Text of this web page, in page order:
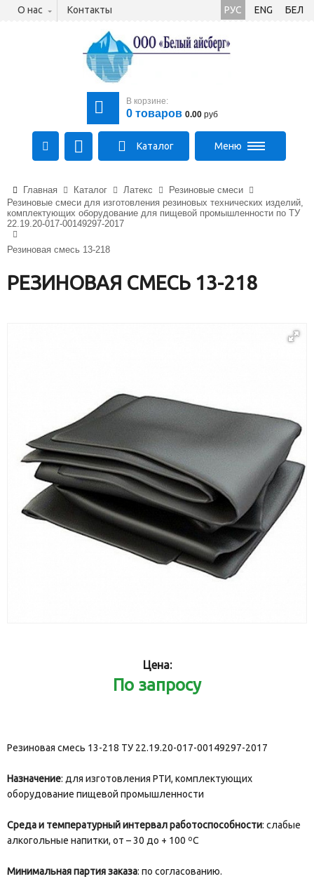
О нас Контакты РУС ENG БЕЛ
В корзине:
0 товаров 0.00 руб
+375 (29) 710-23-43
+375 (33) 315-03-03
aysberg-sales@yandex.by
Каталог Меню
Главная Каталог Латекс
Резиновые смеси
Резиновые смеси для изготовления резиновых технических изделий,
комплектующих оборудование для пищевой промышленности по ТУ
22.19.20-017-00149297-2017
Резиновая смесь 13-218
РЕЗИНОВАЯ СМЕСЬ 13-218
Цена:
По запросу
Резиновая смесь 13-218 ТУ 22.19.20-017-00149297-2017
Назначение: для изготовления РТИ, комплектующих
оборудование пищевой промышленности
Среда и температурный интервал работоспособности: слабые
алкогольные напитки, от – 30 до + 100 ºС
Минимальная партия заказа: по согласованию.